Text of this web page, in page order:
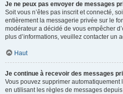
Je ne peux pas envoyer de messages
Soit vous n’êtes pas inscrit et connecté,
entièrement la messagerie privée sur le
modérateur a décidé de vous empêcher
plus d’informations, veuillez contacter un
Haut
Je continue à recevoir des messages
Vous pouvez supprimer automatiquement
en utilisant les règles de messages